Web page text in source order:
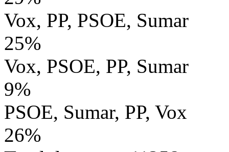
Vox, PP, PSOE, Sumar
25%
Vox, PSOE, PP, Sumar
9%
PSOE, Sumar, PP, Vox
26%